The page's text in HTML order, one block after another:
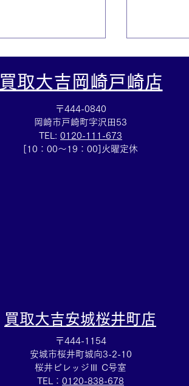
買取大吉岡崎戸崎店
〒444-0840
岡崎市戸崎町字沢田53
TEL: 0120-111-673
[10：00～19：00]火曜定休
買取大吉安城桜井町店
〒444-1154
安城市桜井町城向3-2-10
桜井ビレッジⅢ C号室
TEL： 0120-838-678